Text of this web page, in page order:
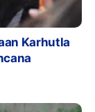
Karhutla